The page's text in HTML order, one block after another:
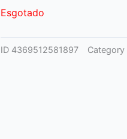
Esgotado
ID 4369512581897 Category